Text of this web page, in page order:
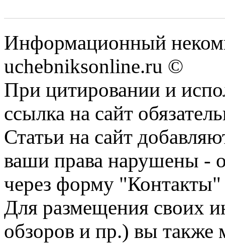
Информационный
uchebniksonline.ru ©
При цитировании и
ссылка на сайт
Статьи на сайт
ваши права нарушены -
через форму "Контакты"
Для размещения своих
обзоров и пр.) вы также